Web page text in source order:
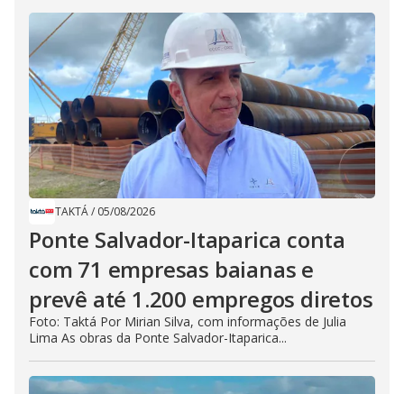
TAKTÁ/ 05/08/2026
Ponte Salvador-Itaparica conta
com 71 empresas baianas e
prevê até 1.200 empregos diretos
Foto: Taktá Por Mirian Silva, com informações de Julia
Lima As obras da Ponte Salvador-Itaparica...